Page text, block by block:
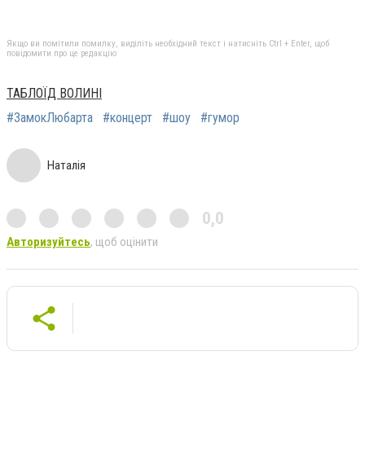
Якщо ви помітили помилку, виділіть необхідний текст і натисніть Ctrl + Enter, щоб
повідомити про це редакцію
ТАБЛОЇД ВОЛИНІ
#ЗамокЛюбарта
#концерт #шоу #гумор
Наталія
0,0
Авторизуйтесь, щоб оцінити